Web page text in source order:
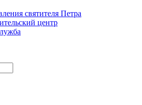
святителя Петра
центр